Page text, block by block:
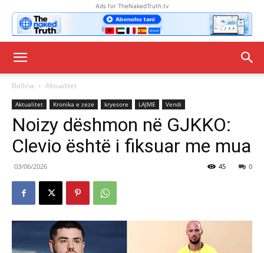
Ads for TheNakedTruth.tv
Ballina Aktualitet
Aktualitet Kronika e zeze kryesore LAJME Vendi
Noizy dëshmon në GJKKO:
Clevio është i fiksuar me mua
03/06/2026 0
45